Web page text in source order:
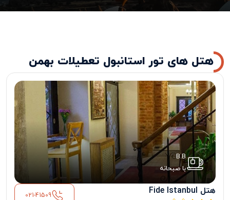
هتل های تور استانبول تعطیلات بهمن
B.B
با صبحانه
هتل Fide Istanbul 021-41509